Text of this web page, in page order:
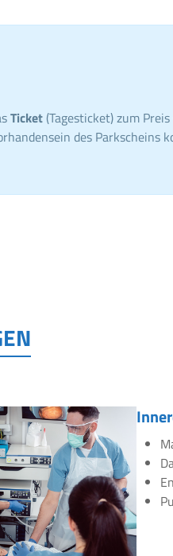
Ticket (Tagesticket) zum
des Parkscheins